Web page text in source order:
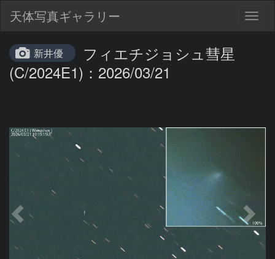
天体写真ギャラリー
新井優
フィエチジョシュ彗星
(C/2024E1)：2026/03/21